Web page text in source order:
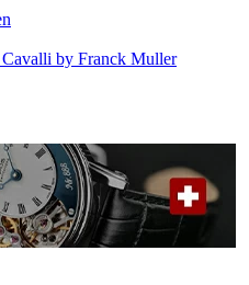
by Franck Muller